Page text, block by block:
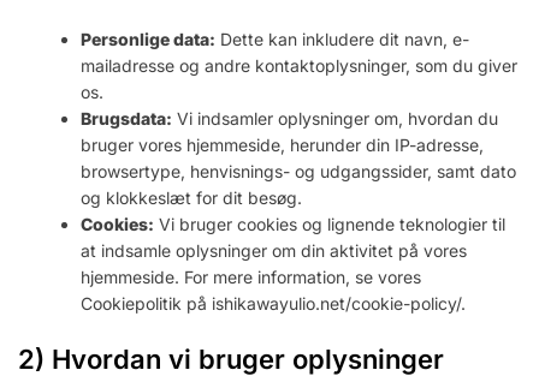
Personlige data: Dette kan inkludere dit navn, e-
mailadresse og andre kontaktoplysninger, som du giver
os.
Brugsdata: Vi indsamler oplysninger om, hvordan du
bruger vores hjemmeside, herunder din IP-adresse,
browsertype, henvisnings- og udgangssider, samt dato
og klokkeslæt for dit besøg.
Cookies: Vi bruger cookies og lignende teknologier til
at indsamle oplysninger om din aktivitet på vores
hjemmeside. For mere information, se vores
Cookiepolitik på ishikawayulio.net/cookie-policy/.
2) Hvordan vi bruger oplysninger